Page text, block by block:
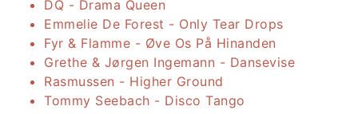
DQ - Drama Queen
Emmelie De Forest - Only Tear Drops
Fyr & Flamme - Øve Os På Hinanden
Grethe & Jørgen Ingemann - Dansevise
Rasmussen - Higher Ground
Tommy Seebach - Disco Tango